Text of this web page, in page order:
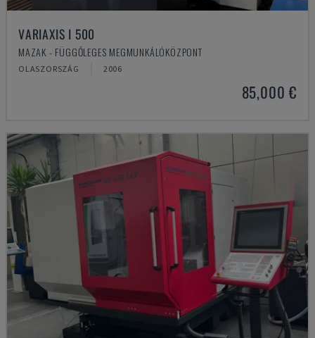
VARIAXIS I 500
MAZAK - FÜGGŐLEGES MEGMUNKÁLÓKÖZPONT
OLASZORSZÁG 2006
85,000 €